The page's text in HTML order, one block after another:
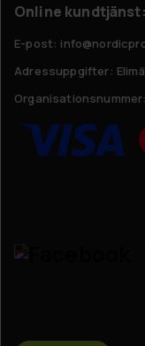
Online kundtjänst:
E-post:
Adressuppgifter:
Organisationsnummer: